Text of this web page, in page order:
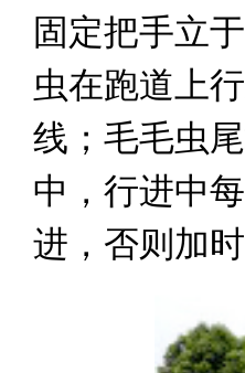
固定把手立
虫在跑道上
线；毛毛虫
中，行进中
进，否则加时